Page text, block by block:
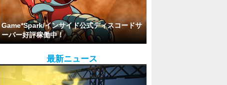
Game*Spark/インサイド公式ディスコードサ
ーバー好評稼働中！
最新ニュース